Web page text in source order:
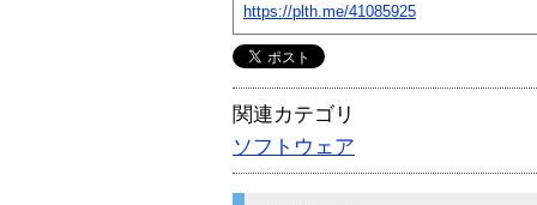
https://plth.me/41085925
関連カテゴリ
ソフトウェア